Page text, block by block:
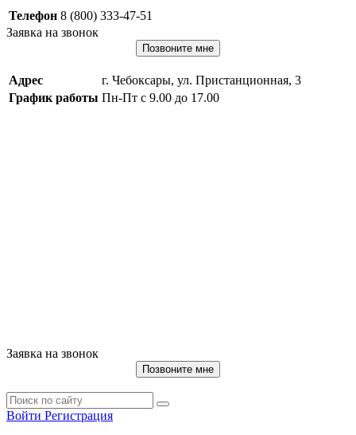
Телефон 8 (800) 333-47-51
Заявка на звонок
Позвоните мне
Адрес
г. Чебоксары, ул. Пристанционная, 3
График работы Пн-Пт с 9.00 до 17.00
Заявка на звонок
Позвоните мне
Войти Регистрация